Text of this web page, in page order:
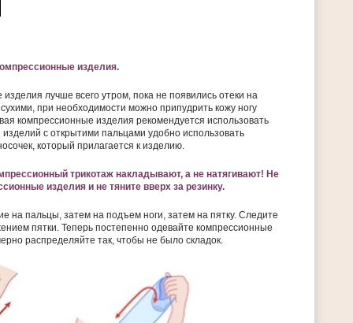
изделия.
лучше всего утром, пока не появились отеки на
при необходимости можно припудрить кожу ногу
компрессионные изделия рекомендуется использовать
с открытими пальцами удобно использовать
который прилагается к изделию.
трикотаж накладывают, а не натягивают! Не
изделия и не тяните вверх за резинку.
на пальцы, затем на подъем ноги, затем на пятку. Следите
пятки. Теперь постепенно одевайте компрессионные
распределяйте так, чтобы не было складок.